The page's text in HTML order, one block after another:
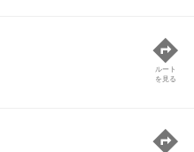
ルート
を見る